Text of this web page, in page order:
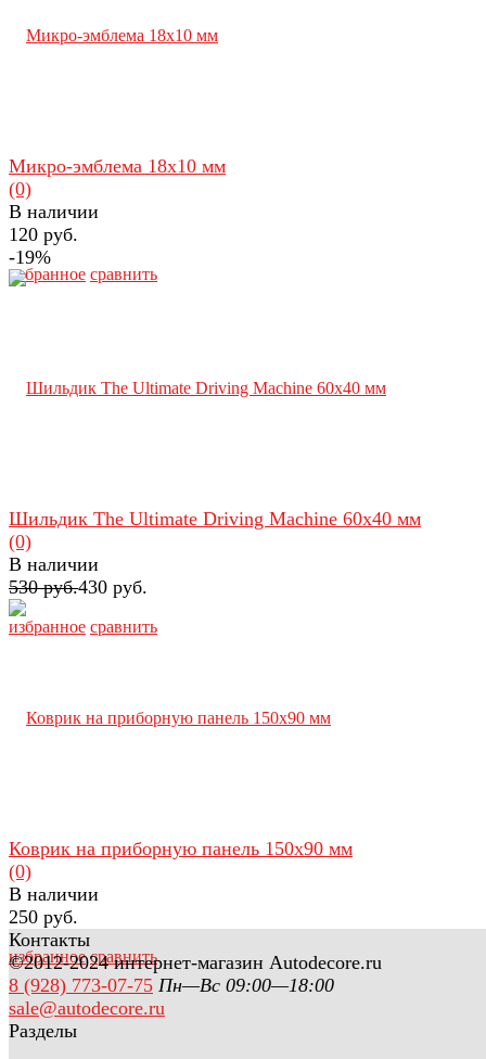
избранное сравнить
Микро-эмблема 18х10 мм
(0)
В наличии
120 руб.
-19%
избранное сравнить
Шильдик The Ultimate Driving Machine 60х40 мм
(0)
В наличии
530 руб.430 руб.
избранное сравнить
Коврик на приборную панель 150х90 мм
(0)
В наличии
250 руб.
Контакты
©2012-2024 интернет-магазин Autodecore.ru
8 (928) 773-07-75 Пн—Вс 09:00—18:00
sale@autodecore.ru
Разделы